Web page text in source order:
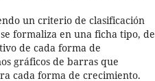
un criterio de clasificación
formaliza en una ficha tipo, de
de cada forma de
gráficos de barras que
cada forma de crecimiento.